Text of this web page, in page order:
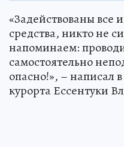
«Задействованы
средства, никто не
напоминаем:
самостоятельно
опасно!», – написал
курорта Ессентуки